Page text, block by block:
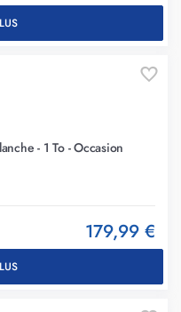
- 1 To - Occasion
179,99 €